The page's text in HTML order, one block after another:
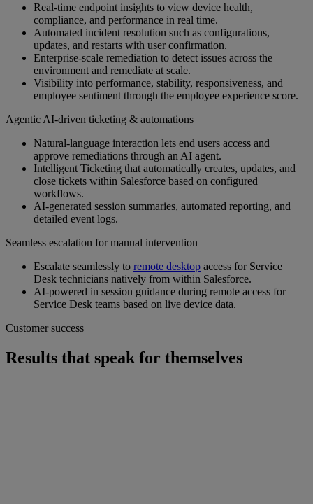
Real‑time endpoint insights to view device health,
compliance, and performance in real time.
Automated incident resolution such as configurations,
updates, and restarts with user confirmation.
Enterprise‑scale remediation to detect issues across the
environment and remediate at scale.
Visibility into performance, stability, responsiveness, and
employee sentiment through the employee experience score.
Agentic AI‑driven ticketing & automations
Natural‑language interaction lets end users access and
approve remediations through an AI agent.
Intelligent Ticketing that automatically creates, updates, and
close tickets within Salesforce based on configured
workflows.
AI‑generated session summaries, automated reporting, and
detailed event logs.
Seamless escalation for manual intervention
Escalate seamlessly to remote desktop access for Service
Desk technicians natively from within Salesforce.
AI-powered in session guidance during remote access for
Service Desk teams based on live device data.
Customer success
Results that speak for themselves